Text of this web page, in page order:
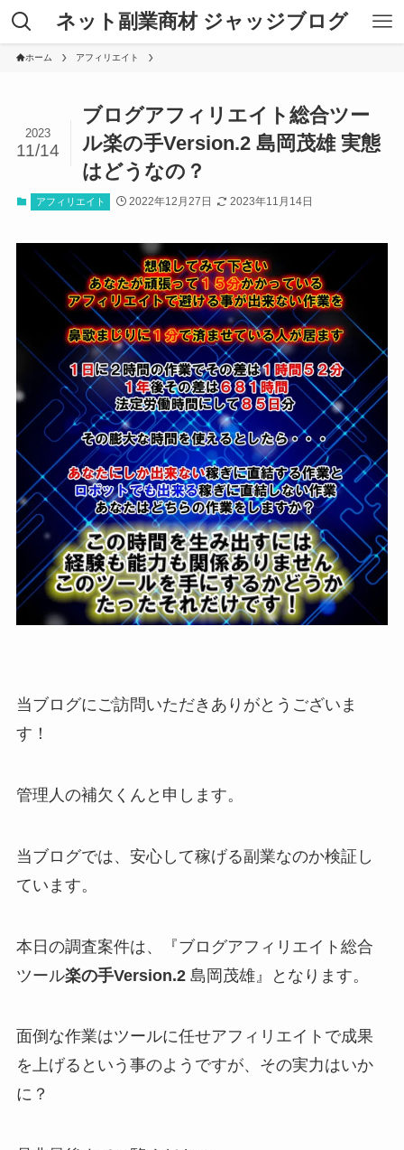
ネット副業商材 ジャッジブログ
ホーム アフィリエイト
ブログアフィリエイト総合ツー
ル楽の手Version.2 島岡茂雄 実態
はどうなの？
2023
11/14
アフィリエイト 2022年12月27日 2023年11月14日
当ブログにご訪問いただきありがとうございま
す！
管理人の補欠くんと申します。
当ブログでは、安心して稼げる副業なのか検証し
ています。
本日の調査案件は、『ブログアフィリエイト総合
ツール楽の手Version.2島岡茂雄』となります。
面倒な作業はツールに任せアフィリエイトで成果
を上げる という事のようですが、その実力はいか
に？